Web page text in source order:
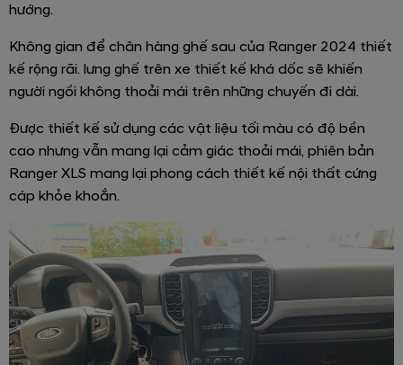
hướng.
Không gian để chân hàng ghế sau của Ranger 2024 thiết
kế rộng rãi. lưng ghế trên xe thiết kế khá dốc sẽ khiến
người ngồi không thoải mái trên những chuyến đi dài.
Được thiết kế sử dụng các vật liệu tối màu có độ bền
cao nhưng vẫn mang lại cảm giác thoải mái, phiên bản
Ranger XLS mang lại phong cách thiết kế nội thất cứng
cáp khỏe khoắn.